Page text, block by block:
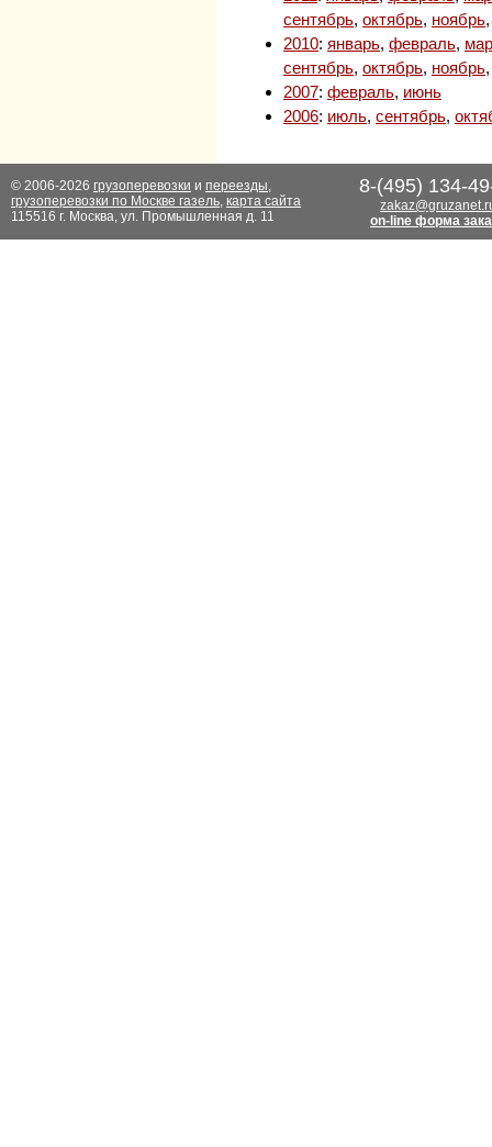
сентябрь, октябрь, ноябрь
2010: январь, февраль,
сентябрь, октябрь, ноябрь
2007: февраль, июнь
2006: июль, сентябрь,
© 2006-2026 грузоперевозки и переезды,
грузоперевозки по Москве газель, карта сайта
115516 г. Москва, ул. Промышленная д. 11
8-(495) 134-
on-line форма